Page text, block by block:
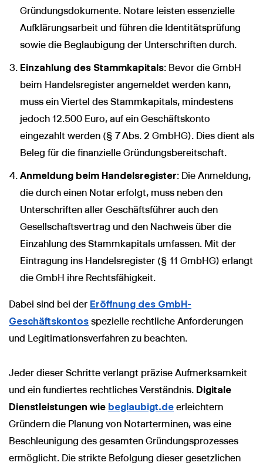
Gründungsdokumente. Notare leisten essenzielle
Aufklärungsarbeit und führen die Identitätsprüfung
sowie die Beglaubigung der Unterschriften durch.
Einzahlung des Stammkapitals: Bevor die GmbH
beim Handelsregister angemeldet werden kann,
muss ein Viertel des Stammkapitals, mindestens
jedoch 12.500 Euro, auf ein Geschäftskonto
eingezahlt werden (§ 7 Abs. 2 GmbHG). Dies dient als
Beleg für die finanzielle Gründungsbereitschaft.
Anmeldung beim Handelsregister: Die Anmeldung,
die durch einen Notar erfolgt, muss neben den
Unterschriften aller Geschäftsführer auch den
Gesellschaftsvertrag und den Nachweis über die
Einzahlung des Stammkapitals umfassen. Mit der
Eintragung ins Handelsregister (§ 11 GmbHG) erlangt
die GmbH ihre Rechtsfähigkeit.
Dabei sind bei der Eröffnung des GmbH-
Geschäftskontos spezielle rechtliche Anforderungen
und Legitimationsverfahren zu beachten.
Jeder dieser Schritte verlangt präzise Aufmerksamkeit
und ein fundiertes rechtliches Verständnis. Digitale
Dienstleistungen wie beglaubigt.de erleichtern
Gründern die Planung von Notarterminen, was eine
Beschleunigung des gesamten Gründungsprozesses
ermöglicht. Die strikte Befolgung dieser gesetzlichen